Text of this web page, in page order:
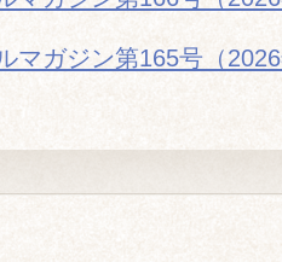
マガジン第165号（